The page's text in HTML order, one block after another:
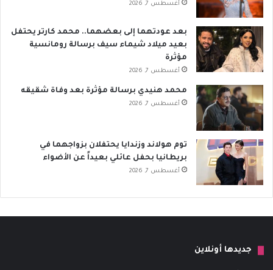
أغسطس 7, 2026
بعد عودتهما إلى بعضهما.. محمد كارتر يحتفل
بعيد ميلاد شيماء سيف برسالة رومانسية
مؤثرة
أغسطس 7, 2026
محمد هنيدي برسالة مؤثرة بعد وفاة شقيقه
أغسطس 7, 2026
توم هولاند وزندايا يحتفلان بزواجهما في
بريطانيا بحفل عائلي بعيداً عن الأضواء
أغسطس 7, 2026
جديدها أونلاين